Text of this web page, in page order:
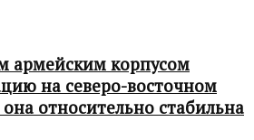
корпусом
на северо-восточном
относительно стабильна